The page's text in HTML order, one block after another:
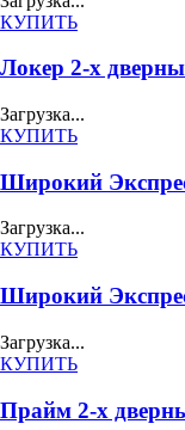
КУПИТЬ
Локер 2-х
Загрузка...
КУПИТЬ
Широкий
Загрузка...
КУПИТЬ
Широкий
Загрузка...
КУПИТЬ
Прайм 2-х